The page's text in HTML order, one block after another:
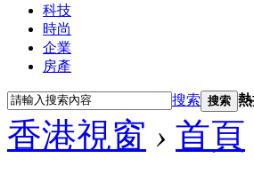
科技
時尚
企業
房產
搜索 搜索
香港視窗 › 首頁